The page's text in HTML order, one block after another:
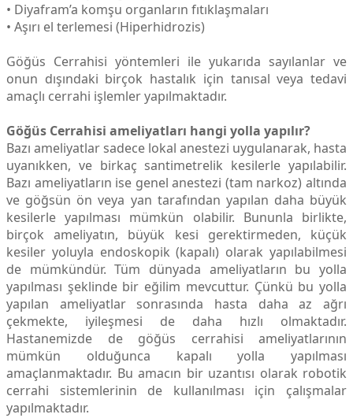
• Diyafram’a komşu organların fıtıklaşmaları
• Aşırı el terlemesi (Hiperhidrozis)
Göğüs Cerrahisi yöntemleri ile yukarıda sayılanlar ve
onun dışındaki birçok hastalık için tanısal veya tedavi
amaçlı cerrahi işlemler yapılmaktadır.
Göğüs Cerrahisi ameliyatları hangi yolla yapılır?
Bazı ameliyatlar sadece lokal anestezi uygulanarak, hasta
uyanıkken, ve birkaç santimetrelik kesilerle yapılabilir.
Bazı ameliyatların ise genel anestezi (tam narkoz) altında
ve göğsün ön veya yan tarafından yapılan daha büyük
kesilerle yapılması mümkün olabilir. Bununla birlikte,
birçok ameliyatın, büyük kesi gerektirmeden, küçük
kesiler yoluyla endoskopik (kapalı) olarak yapılabilmesi
de mümkündür. Tüm dünyada ameliyatların bu yolla
yapılması şeklinde bir eğilim mevcuttur. Çünkü bu yolla
yapılan ameliyatlar sonrasında hasta daha az ağrı
çekmekte, iyileşmesi de daha hızlı olmaktadır.
Hastanemizde de göğüs cerrahisi ameliyatlarının
mümkün olduğunca kapalı yolla yapılması
amaçlanmaktadır. Bu amacın bir uzantısı olarak robotik
cerrahi sistemlerinin de kullanılması için çalışmalar
yapılmaktadır.